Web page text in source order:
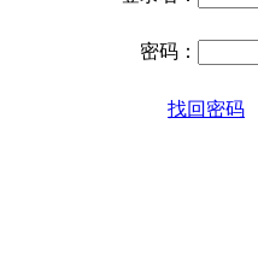
密码：
找回密码